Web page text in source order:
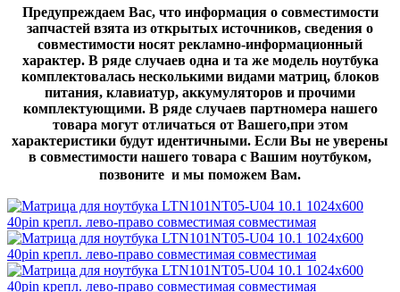
Предупреждаем Вас, что информация о совместимости
запчастей взята из открытых источников, сведения о
совместимости носят рекламно-информационный
характер. В ряде случаев одна и та же модель ноутбука
комплектовалась несколькими видами матриц, блоков
питания, клавиатур, аккумуляторов и прочими
комплектующими. В ряде случаев партномера нашего
товара могут отличаться от Вашего,при этом
характеристики будут идентичными. Если Вы не уверены
в совместимости нашего товара с Вашим ноутбуком,
позвоните и мы поможем Вам.